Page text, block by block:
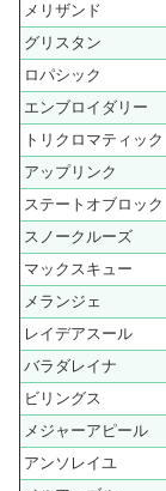
メリザンド
グリスタン
ロパシック
エンブロイダリー
トリクロマティック
アップリンク
ステートオブロック
スノークルーズ
マックスキュー
メランジェ
レイデアスール
バラダレイナ
ビリングス
メジャーアピール
アンソレイユ